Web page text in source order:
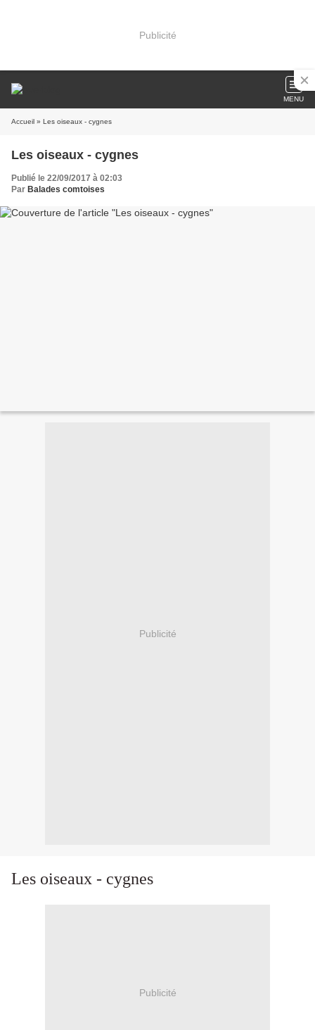
Publicité
MENU
Accueil » Les oiseaux - cygnes
Les oiseaux - cygnes
Publié le 22/09/2017 à 02:03
Par Balades comtoises
Publicité
Les oiseaux - cygnes
Publicité